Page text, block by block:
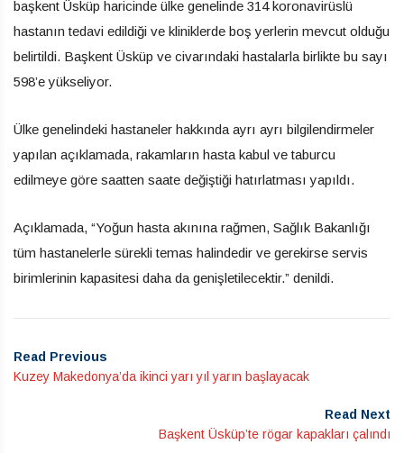
başkent Üsküp haricinde ülke genelinde 314 koronavirüslü
hastanın tedavi edildiği ve kliniklerde boş yerlerin mevcut olduğu
belirtildi. Başkent Üsküp ve civarındaki hastalarla birlikte bu sayı
598’e yükseliyor.
Ülke genelindeki hastaneler hakkında ayrı ayrı bilgilendirmeler
yapılan açıklamada, rakamların hasta kabul ve taburcu
edilmeye göre saatten saate değiştiği hatırlatması yapıldı.
Açıklamada, “Yoğun hasta akınına rağmen, Sağlık Bakanlığı
tüm hastanelerle sürekli temas halindedir ve gerekirse servis
birimlerinin kapasitesi daha da genişletilecektir.” denildi.
Read Previous
Kuzey Makedonya’da ikinci yarı yıl yarın başlayacak
Read Next
Başkent Üsküp’te rögar kapakları çalındı